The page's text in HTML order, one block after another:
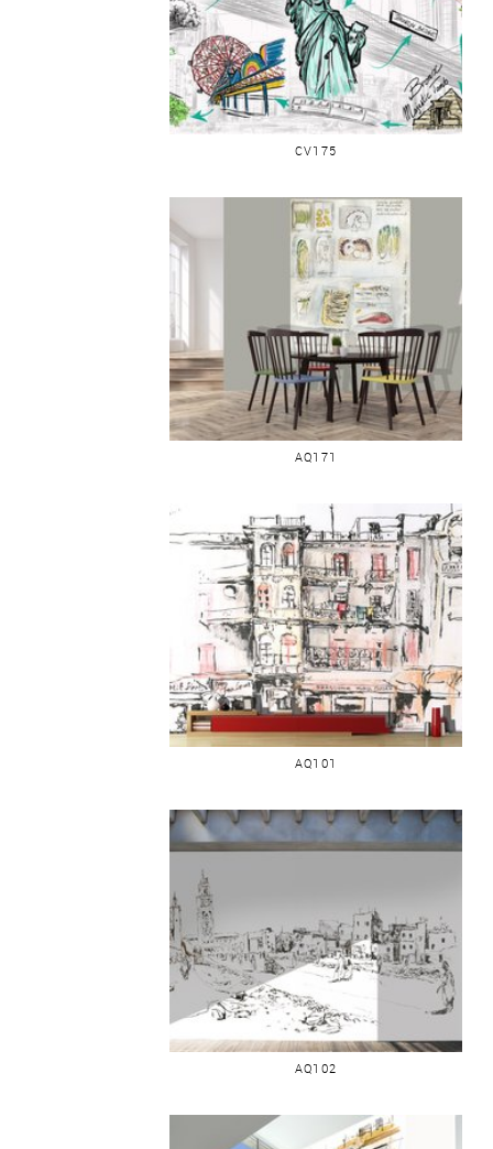
CARTE CROQUIS DE VOYAGES
CV175
LE JAPON AU RAYON ALIMENTAIRE
AQ171
MARRAKECH BRASSERIE MARCEL
CERDAN
AQ101
MARRAKECH MOSQUÉE HASSAN II
AQ102